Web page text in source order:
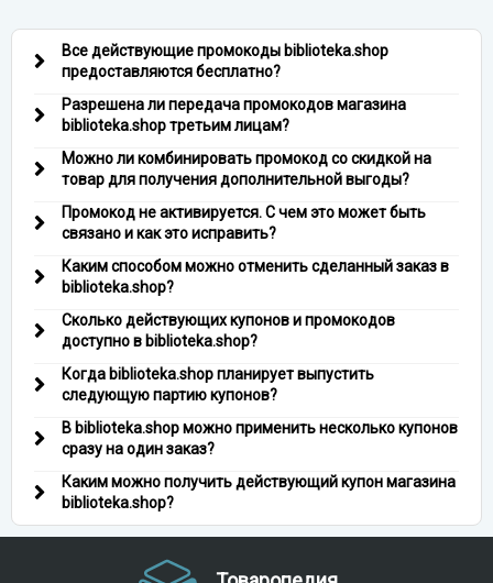
Все действующие промокоды biblioteka.shop
предоставляются бесплатно?
Разрешена ли передача промокодов магазина
biblioteka.shop третьим лицам?
Можно ли комбинировать промокод со скидкой на
товар для получения дополнительной выгоды?
Промокод не активируется. С чем это может быть
связано и как это исправить?
Каким способом можно отменить сделанный заказ в
biblioteka.shop?
Сколько действующих купонов и промокодов
доступно в biblioteka.shop?
Когда biblioteka.shop планирует выпустить
следующую партию купонов?
В biblioteka.shop можно применить несколько купонов
сразу на один заказ?
Каким можно получить действующий купон магазина
biblioteka.shop?